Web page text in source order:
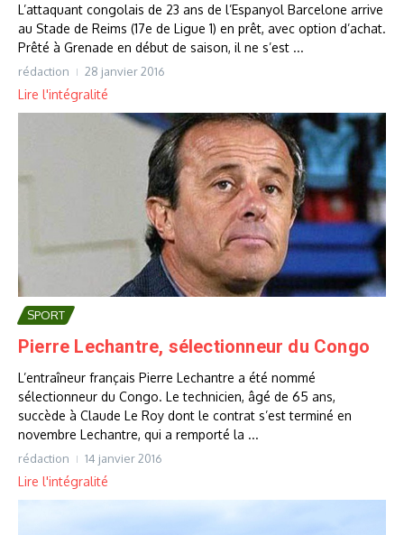
L’attaquant congolais de 23 ans de l’Espanyol Barcelone arrive
au Stade de Reims (17e de Ligue 1) en prêt, avec option d’achat.
Prêté à Grenade en début de saison, il ne s’est ...
rédaction 28 janvier 2016
Lire l'intégralité
SPORT
Pierre Lechantre, sélectionneur du Congo
L’entraîneur français Pierre Lechantre a été nommé
sélectionneur du Congo. Le technicien, âgé de 65 ans,
succède à Claude Le Roy dont le contrat s’est terminé en
novembre Lechantre, qui a remporté la ...
rédaction 14 janvier 2016
Lire l'intégralité